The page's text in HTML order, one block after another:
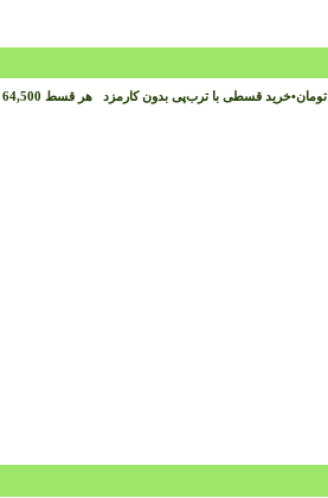
تومان•خرید قسطی با ترب‌پی بدون کارمزد هر قسط 64,500